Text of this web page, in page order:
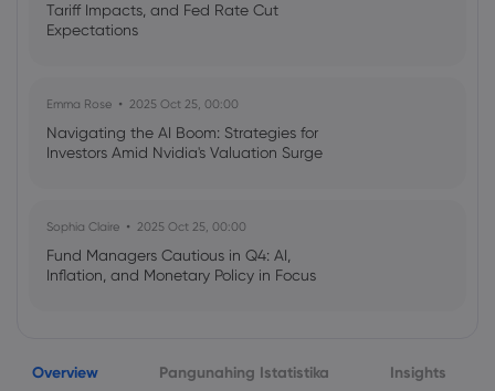
Tariff Impacts, and Fed Rate Cut
Expectations
Emma Rose 2025 Oct 25, 00:00
Navigating the AI Boom: Strategies for
Investors Amid Nvidia's Valuation Surge
Sophia Claire 2025 Oct 25, 00:00
Fund Managers Cautious in Q4: AI,
Inflation, and Monetary Policy in Focus
US Government Shutdown Threatens
Overview Pangunahing Istatistika Insights